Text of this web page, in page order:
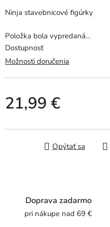
Ninja stavebnicové figúrky
Položka bola vypredaná…
Dostupnosť
Možnosti doručenia
21,99 €
Opýtať sa
Doprava zadarmo
pri nákupe nad 69 €